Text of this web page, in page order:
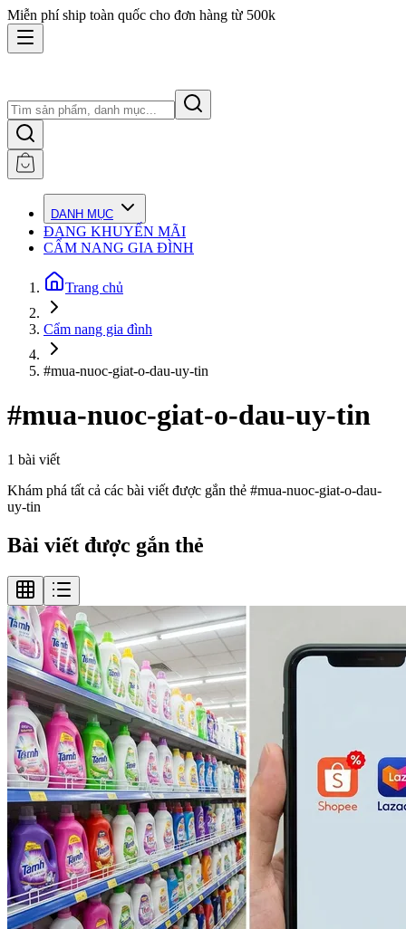
Miễn phí ship toàn quốc cho đơn hàng từ 500k
DANH MỤC
ĐANG KHUYẾN MÃI
CẨM NANG GIA ĐÌNH
Trang chủ
Cẩm nang gia đình
#mua-nuoc-giat-o-dau-uy-tin
#mua-nuoc-giat-o-dau-uy-tin
1 bài viết
Khám phá tất cả các bài viết được gắn thẻ #mua-nuoc-giat-o-dau-
uy-tin
Bài viết được gắn thẻ